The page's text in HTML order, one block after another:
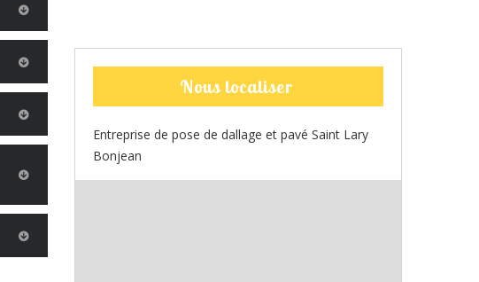
Nous localiser
Entreprise de pose de dallage et pavé Saint Lary
Bonjean